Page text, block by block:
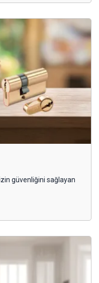
güvenliğini sağlayan